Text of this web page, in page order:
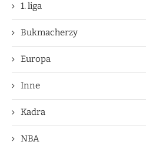
1. liga
Bukmacherzy
Europa
Inne
Kadra
NBA